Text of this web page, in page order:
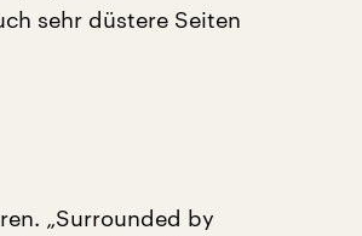
sehr düstere Seiten
„Surrounded by